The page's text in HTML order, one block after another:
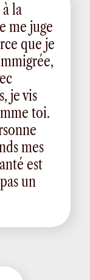
la
me juge
que je
je vis
toi.
mes
est
un